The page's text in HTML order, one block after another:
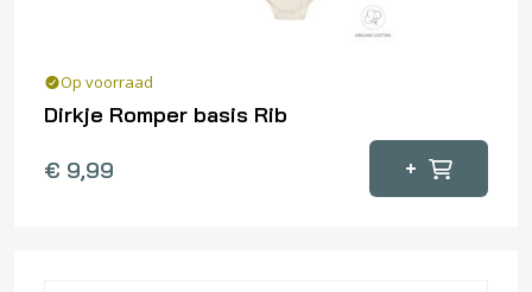
Op voorraad
Dirkje Romper basis Rib
€ 9,99 +
product